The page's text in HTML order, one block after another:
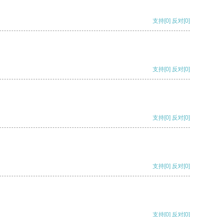
支持[0] 反对[0]
支持[0] 反对[0]
支持[0] 反对[0]
支持[0] 反对[0]
支持[0] 反对[0]